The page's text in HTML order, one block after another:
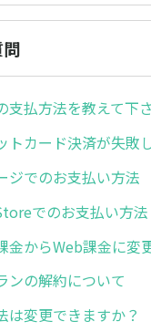
支払方法を教えて下さ
トカード決済が失敗
ジでのお支払い方法
でのお支払い方法
金からWeb課金に変
ンの解約について
は変更できますか？